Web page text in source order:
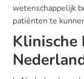
wetenschappelijk
patiënten te
Klinische